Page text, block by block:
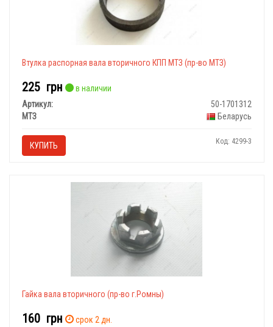
Втулка распорная вала вторичного КПП МТЗ (пр-во МТЗ)
225 грн
в наличии
Артикул:
50-1701312
МТЗ
Беларусь
КУПИТЬ Код: 4299-3
Гайка вала вторичного (пр-во г.Ромны)
160 грн
срок 2 дн.